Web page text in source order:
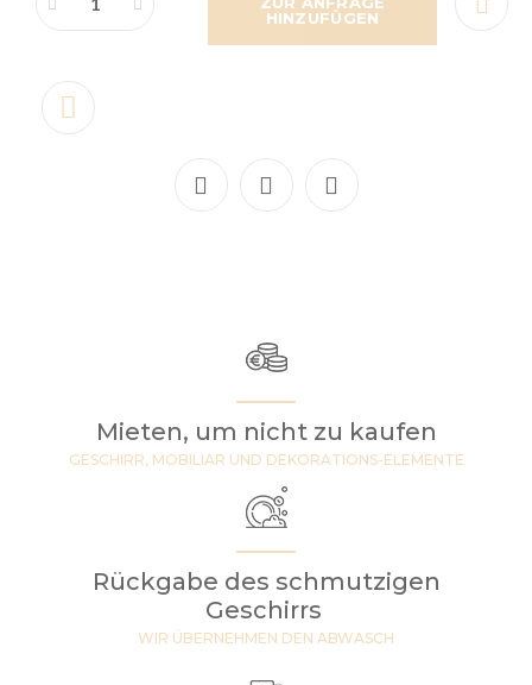
HINZUFÜGEN
Mieten, um nicht zu kaufen
GESCHIRR, MOBILIAR UND DEKORATIONS-ELEMENTE
Rückgabe des schmutzigen
Geschirrs
WIR ÜBERNEHMEN DEN ABWASCH